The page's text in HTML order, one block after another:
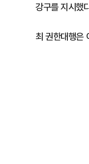
강구를 지시했
최 권한대행은